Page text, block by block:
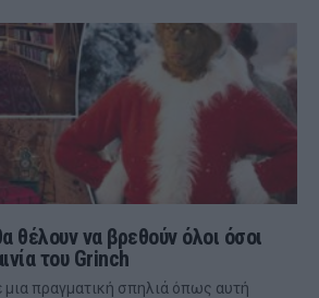
θέλουν να βρεθούν όλοι όσοι
του Grinch
μια πραγματική σπηλιά όπως αυτή